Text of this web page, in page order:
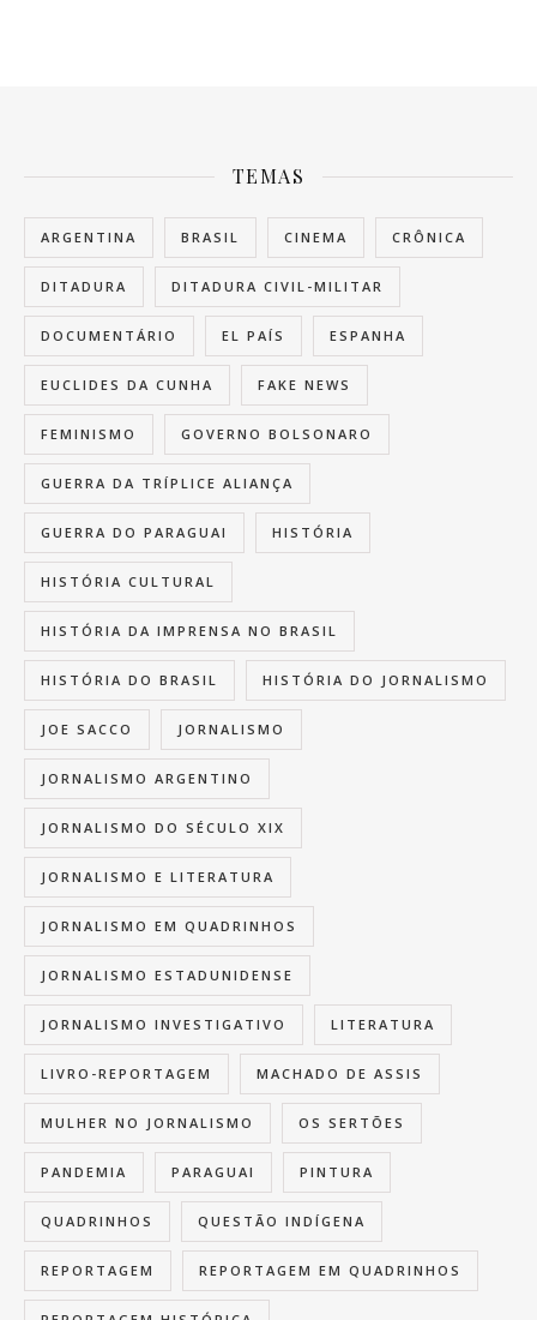
TEMAS
ARGENTINA BRASIL CINEMA CRÔNICA
DITADURA DITADURA CIVIL-MILITAR
DOCUMENTÁRIO EL PAÍS ESPANHA
EUCLIDES DA CUNHA FAKE NEWS
FEMINISMO GOVERNO BOLSONARO
GUERRA DA TRÍPLICE ALIANÇA
GUERRA DO PARAGUAI HISTÓRIA
HISTÓRIA CULTURAL
HISTÓRIA DA IMPRENSA NO BRASIL
HISTÓRIA DO BRASIL HISTÓRIA DO JORNALISMO
JOE SACCO JORNALISMO
JORNALISMO ARGENTINO
JORNALISMO DO SÉCULO XIX
JORNALISMO E LITERATURA
JORNALISMO EM QUADRINHOS
JORNALISMO ESTADUNIDENSE
JORNALISMO INVESTIGATIVO LITERATURA
LIVRO-REPORTAGEM MACHADO DE ASSIS
MULHER NO JORNALISMO OS SERTÕES
PANDEMIA PARAGUAI PINTURA
QUADRINHOS QUESTÃO INDÍGENA
REPORTAGEM REPORTAGEM EM QUADRINHOS